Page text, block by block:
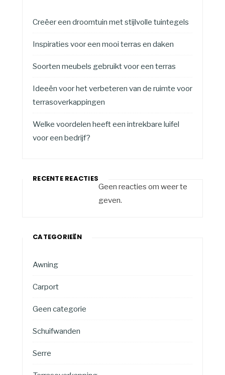
Creëer een droomtuin met stijlvolle tuintegels
Inspiraties voor een mooi terras en daken
Soorten meubels gebruikt voor een terras
Ideeën voor het verbeteren van de ruimte voor
terrasoverkappingen
Welke voordelen heeft een intrekbare luifel
voor een bedrijf?
RECENTE REACTIES
Geen reacties om weer te
geven.
CATEGORIEËN
Awning
Carport
Geen categorie
Schuifwanden
Serre